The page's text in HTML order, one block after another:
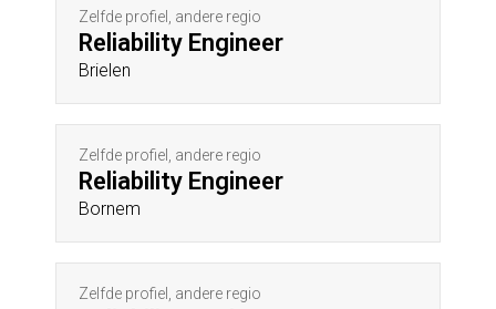
Zelfde profiel, andere regio
Reliability Engineer
Brielen
Zelfde profiel, andere regio
Reliability Engineer
Bornem
Zelfde profiel, andere regio